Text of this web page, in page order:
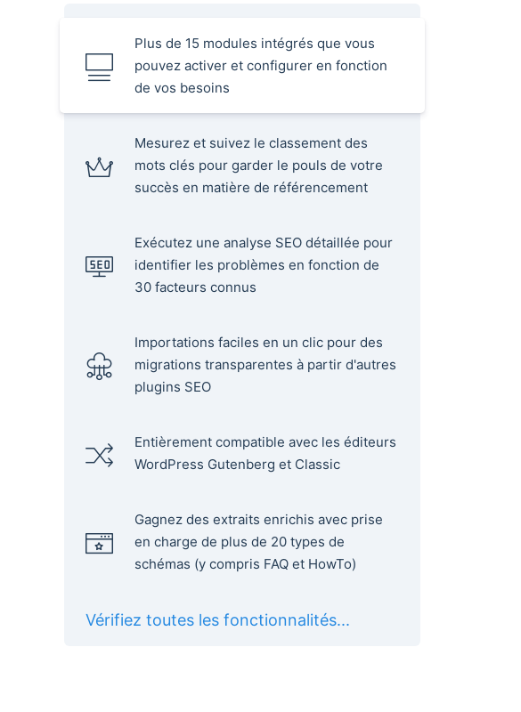
Plus de 15 modules intégrés que vous
pouvez activer et configurer en fonction
de vos besoins
Mesurez et suivez le classement des
mots clés pour garder le pouls de votre
succès en matière de référencement
Exécutez une analyse SEO détaillée pour
identifier les problèmes en fonction de
30 facteurs connus
Importations faciles en un clic pour des
migrations transparentes à partir d'autres
plugins SEO
Entièrement compatible avec les éditeurs
WordPress Gutenberg et Classic
Gagnez des extraits enrichis avec prise
en charge de plus de 20 types de
schémas (y compris FAQ et HowTo)
Vérifiez toutes les fonctionnalités...